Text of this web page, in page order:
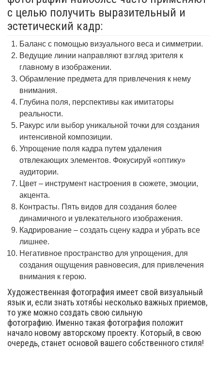
с целью получить выразительный и
эстетический кадр:
Баланс с помощью визуального веса и симметрии.
Ведущие линии направляют взгляд зрителя к
главному в изображении.
Обрамление предмета для привлечения к нему
внимания.
Глубина поля, перспективы как имитаторы
реальности.
Ракурс или выбор уникальной точки для создания
интенсивной композиции.
Упрощение поля кадра путем удаления
отвлекающих элементов. Фокусируй «оптику»
аудитории.
Цвет – инструмент настроения в сюжете, эмоции,
акцента.
Контрасты. Пять видов для создания более
динамичного и увлекательного изображения.
Кадрирование – создать сцену кадра и убрать все
лишнее.
Негативное пространство для упрощения, для
создания ощущения равновесия, для привлечения
внимания к герою.
Художественная фотография имеет свой визуальный
язык и, если знать хотябьі несколько важных приемов,
то уже можно создать свою сильную
фотографию. Именно такая фотография положит
начало новому авторскому проекту. Который, в свою
очередь, станет основой вашего собственного стиля!